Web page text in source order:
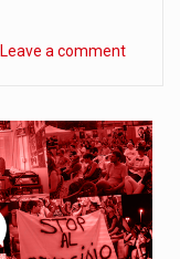
Leave a comment